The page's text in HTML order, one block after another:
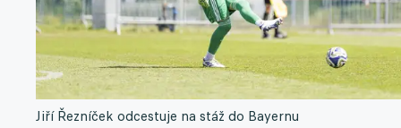
Jiří Řezníček odcestuje na stáž do Bayernu